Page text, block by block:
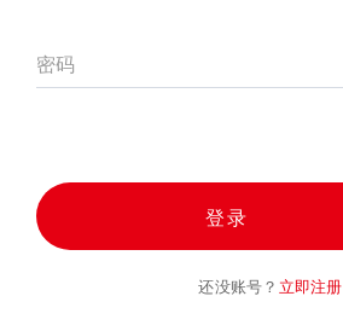
密码
登录
还没账号？ 立即注册